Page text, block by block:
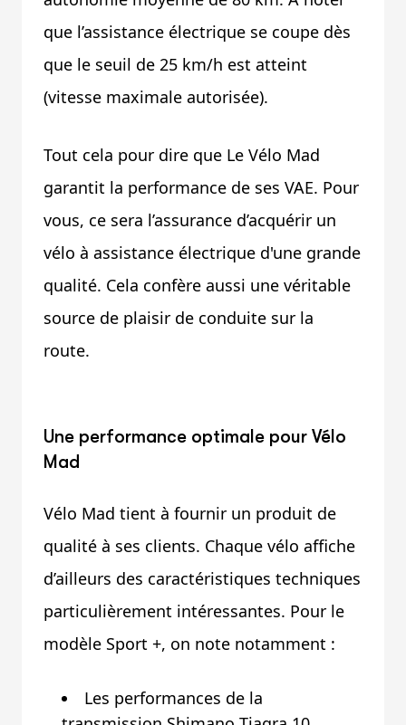
que l’assistance électrique se coupe dès
que le seuil de 25 km/h est atteint
(vitesse maximale autorisée).
Tout cela pour dire que Le Vélo Mad
garantit la performance de ses VAE. Pour
vous, ce sera l’assurance d’acquérir un
vélo à assistance électrique d'une grande
qualité. Cela confère aussi une véritable
source de plaisir de conduite sur la
route.
Une performance optimale pour Vélo
Mad
Vélo Mad tient à fournir un produit de
qualité à ses clients. Chaque vélo affiche
d’ailleurs des caractéristiques techniques
particulièrement intéressantes. Pour le
modèle Sport +, on note notamment :
Les performances de la